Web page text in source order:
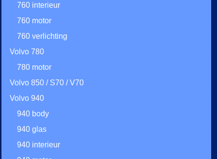
760 interieur
760 motor
760 verlichting
Volvo 780
780 motor
Volvo 850 / S70 / V70
Volvo 940
940 body
940 glas
940 interieur